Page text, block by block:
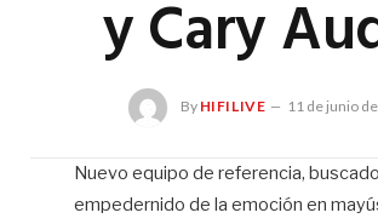
y Cary
By HIFILIVE 11 de junio
Nuevo equipo de referencia,
empedernido de la emoción en